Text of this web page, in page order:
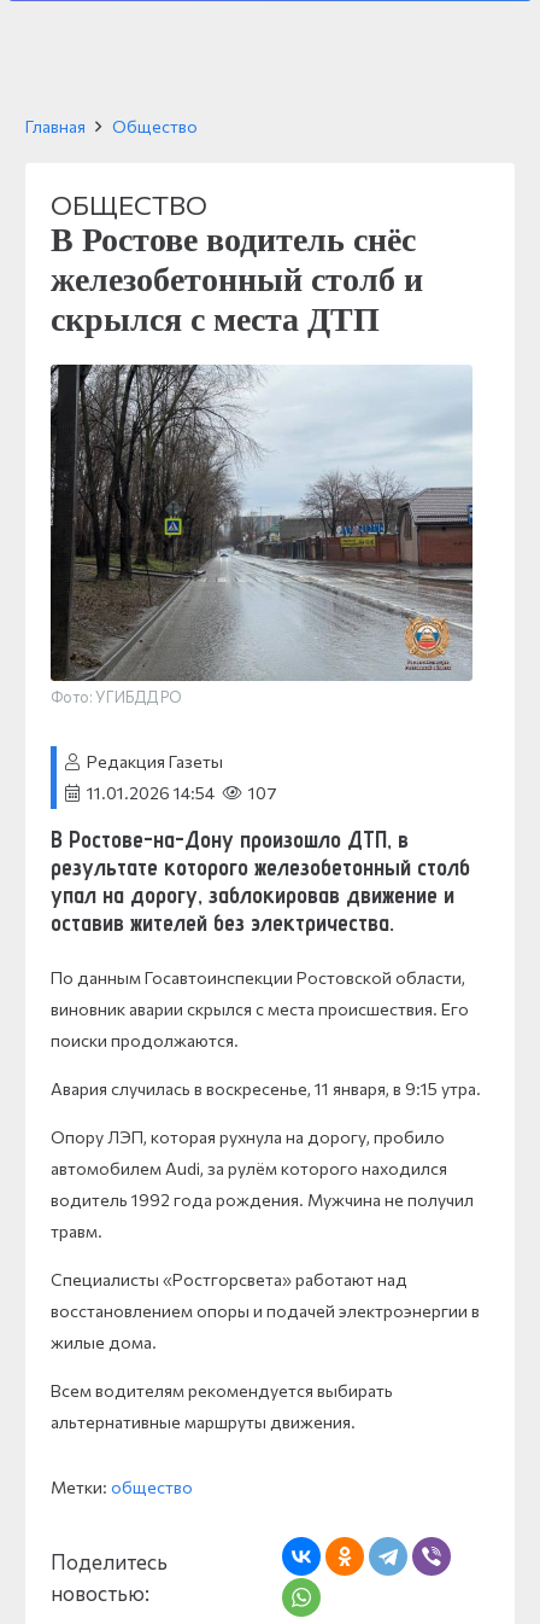
Главная Общество
ОБЩЕСТВО
В Ростове водитель снёс
железобетонный столб и
скрылся с места ДТП
Фото: УГИБДД РО
Редакция Газеты
11.01.2026 14:54
107
В Ростове-на-Дону произошло ДТП, в
результате которого железобетонный столб
упал на дорогу, заблокировав движение и
оставив жителей без электричества.
По данным Госавтоинспекции Ростовской области,
виновник аварии скрылся с места происшествия. Его
поиски продолжаются.
Авария случилась в воскресенье, 11 января, в 9:15 утра.
Опору ЛЭП, которая рухнула на дорогу, пробило
автомобилем Audi, за рулём которого находился
водитель 1992 года рождения. Мужчина не получил
травм.
Специалисты «Ростгорсвета» работают над
восстановлением опоры и подачей электроэнергии в
жилые дома.
Всем водителям рекомендуется выбирать
альтернативные маршруты движения.
Метки: общество
Поделитесь
новостью: